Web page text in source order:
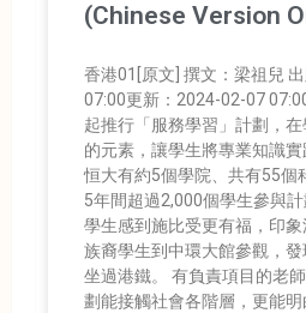
(Chinese Version
香港01[原文] 撰文：梁祖兒
07:00更新：2024-02-07
起推行「服務學習」計劃，
的元素，讓學生將專業知識實
恒大有約5個學院、共有55個
5年間超過2,000個學生參與
學生感到施比受更有福，印
族裔學生到中環大館參觀，
坐過港鐵。 有負責項目的老
劃能接觸社會各階層，更能